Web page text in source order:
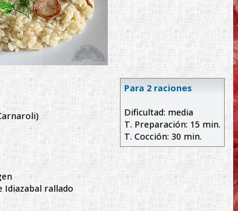
Para 2 raciones
Dificultad: media
T. Preparación: 15 min.
T. Cocción: 30 min.
Idiazabal rallado